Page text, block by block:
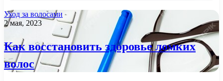
Уход за волосами
2 мая, 2023
Как восстановить здоровье ломких
волос